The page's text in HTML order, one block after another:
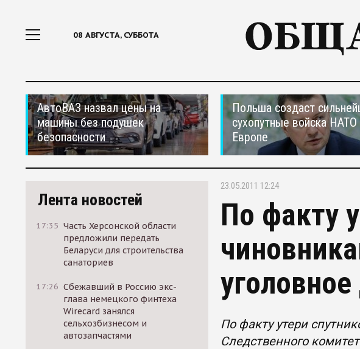
08 АВГУСТА, СУББОТА
АвтоВАЗ назвал цены на
машины без подушек
безопасности
Польша создаст
сухопутные войска НАТО
Европе
Лента новостей
17:35 Часть Херсонской области
предложили передать
Беларуси для строительства
санаториев
17:26 Сбежавший в Россию экс-
глава немецкого финтеха
Wirecard занялся
сельхозбизнесом и
автозапчастями
23.05.2011 12:24
По факту
По факту утери
Следственного